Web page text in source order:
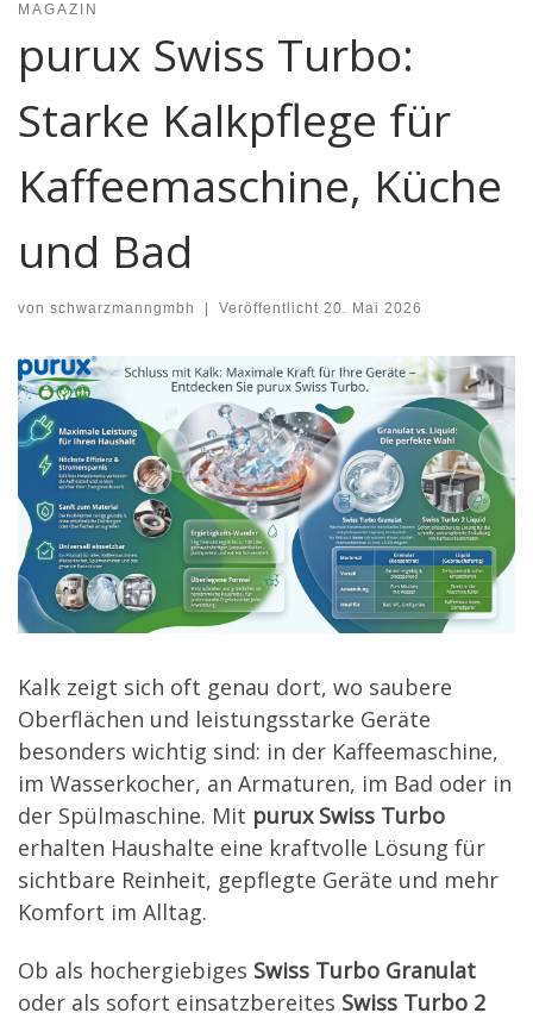
MAGAZIN
purux Swiss Turbo:
Starke Kalkpflege für
Kaffeemaschine, Küche
und Bad
von schwarzmanngmbh | Veröffentlicht 20. Mai 2026
Kalk zeigt sich oft genau dort, wo saubere
Oberflächen und leistungsstarke Geräte
besonders wichtig sind: in der Kaffeemaschine,
im Wasserkocher, an Armaturen, im Bad oder in
der Spülmaschine. Mit purux Swiss Turbo
erhalten Haushalte eine kraftvolle Lösung für
sichtbare Reinheit, gepflegte Geräte und mehr
Komfort im Alltag.
Ob als hochergiebiges Swiss Turbo Granulat
oder als sofort einsatzbereites Swiss Turbo 2